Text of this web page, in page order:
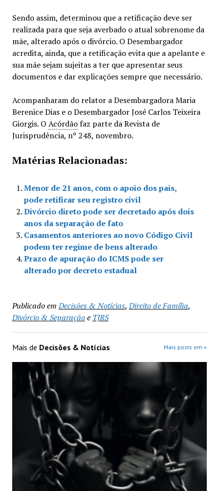
Sendo assim, determinou que a retificação deve ser
realizada para que seja averbado o atual sobrenome da
mãe, alterado após o divórcio. O Desembargador
acredita, ainda, que a retificação evita que a apelante e
sua mãe sejam sujeitas a ter que apresentar seus
documentos e dar explicações sempre que necessário.
Acompanharam do relator a Desembargadora Maria
Berenice Dias e o Desembargador José Carlos Teixeira
Giorgis. O Acórdãofaz parte da Revista de
Jurisprudência, nº 248, novembro.
Matérias Relacionadas:
Menor de 21 anos, com o apoio dos pais,
pode retificar seu registro civil
Divórcio direto pode ser decretado após dois
anos da separação de fato
Casamentos anteriores ao novo Código Civil
podem ter regime de bens alterado
Prazo de apuração do ICMS pode ser
alterado por decreto estadual
Publicado em Decisões & Notícias,Direito de Família,
Divórcio & Separaçãoe TJRS
Mais de Decisões & Notícias Mais posts em »